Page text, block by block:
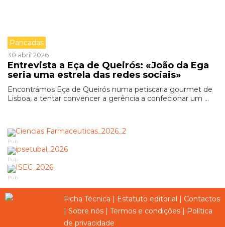
Pancadas
30 abril 2026
Entrevista a Eça de Queirós: «João da Ega
seria uma estrela das redes sociais»
Encontrámos Eça de Queirós numa petiscaria gourmet de
Lisboa, a tentar convencer a gerência a confecionar um ...
Pub
Pub
Pub
Ficha Técnica | Estatuto editorial | Contactos
| Sobre nós | Termos e condições | Política
de privacidade